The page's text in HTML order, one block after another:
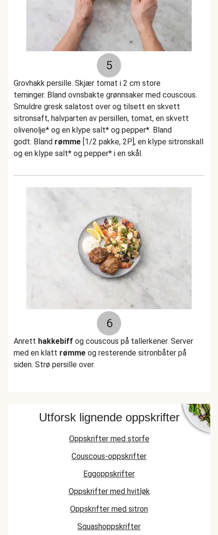
5
Grovhakk persille. Skjær tomat i 2 cm store
terninger. Bland ovnsbakte grønnsaker med couscous.
Smuldre gresk salatost over og tilsett en skvett
sitronsaft, halvparten av persillen, tomat, en skvett
olivenolje* og en klype salt* og pepper*. Bland
godt. Bland rømme [1/2 pakke, 2P], en klype sitronskall
og en klype salt* og pepper* i en skål.
6
Anrett hakkebiff og couscous på tallerkener. Server
med en klatt rømme og resterende sitronbåter på
siden. Strø persille over.
Utforsk lignende oppskrifter
Oppskrifter med storfe
Couscous-oppskrifter
Eggoppskrifter
Oppskrifter med hvitløk
Oppskrifter med sitron
Squashoppskrifter